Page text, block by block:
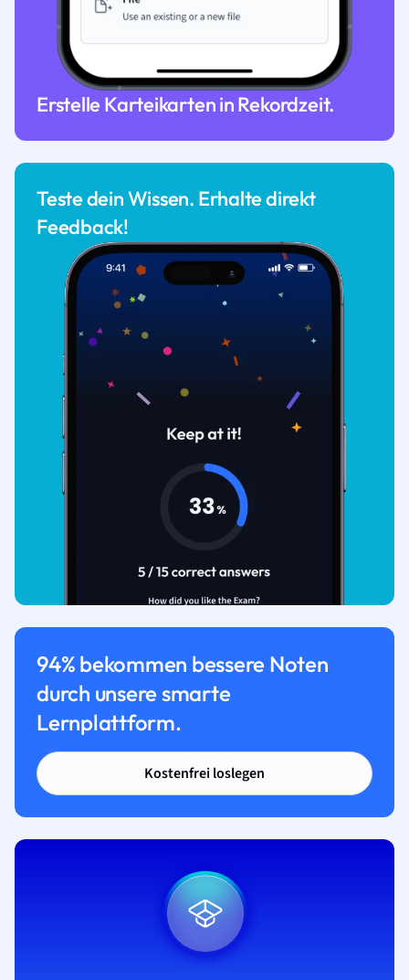
Erstelle Karteikarten in Rekordzeit.
Teste dein Wissen. Erhalte direkt
Feedback!
94% bekommen bessere Noten
durch unsere smarte
Lernplattform.
Kostenfrei loslegen